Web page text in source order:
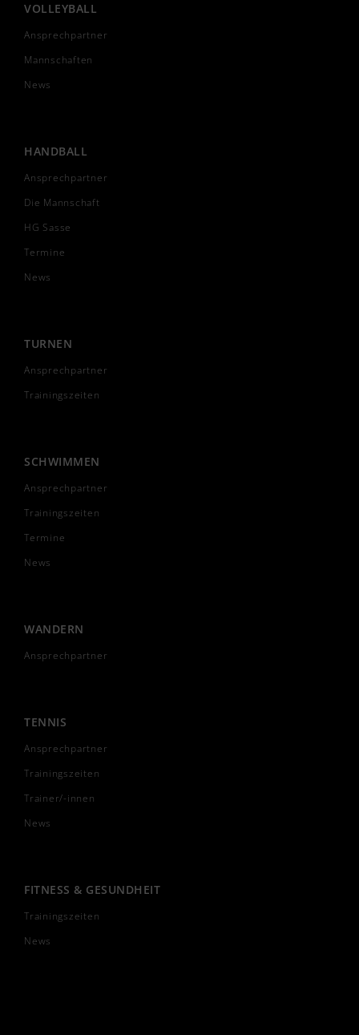
VOLLEYBALL
Ansprechpartner
Mannschaften
News
HANDBALL
Ansprechpartner
Die Mannschaft
HG Sasse
Termine
News
TURNEN
Ansprechpartner
Trainingszeiten
SCHWIMMEN
Ansprechpartner
Trainingszeiten
Termine
News
WANDERN
Ansprechpartner
TENNIS
Ansprechpartner
Trainingszeiten
Trainer/-innen
News
FITNESS & GESUNDHEIT
Trainingszeiten
News